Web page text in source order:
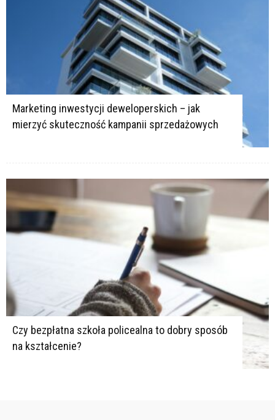
Marketing inwestycji deweloperskich – jak
mierzyć skuteczność kampanii sprzedażowych
Czy bezpłatna szkoła policealna to dobry sposób
na kształcenie?